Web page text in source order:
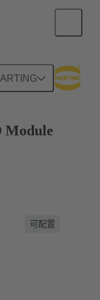
Module
可配置